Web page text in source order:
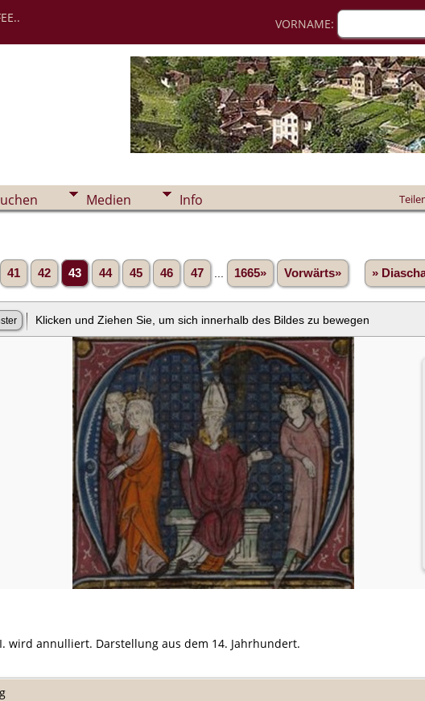
VORNAME:
Medien Info
41 42 43 44 45 46 47 1665» Vorwärts» »
wird annulliert. Darstellung aus dem 14. Jahrhundert.